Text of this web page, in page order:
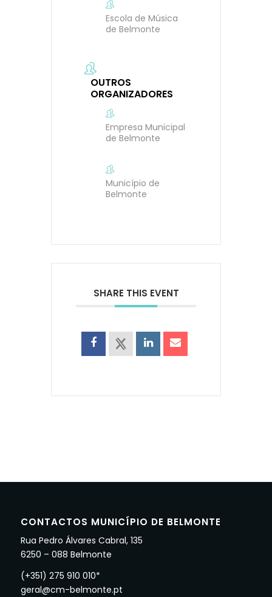
Escola de Música
de Belmonte
OUTROS
ORGANIZADORES
Empresa Municipal
de Belmonte
Município de
Belmonte
SHARE THIS EVENT
CONTACTOS MUNICÍPIO DE BELMONTE
Rua Pedro Álvares Cabral, 135
6250 – 088 Belmonte
(+351) 275 910 010*
geral@cm-belmonte.pt